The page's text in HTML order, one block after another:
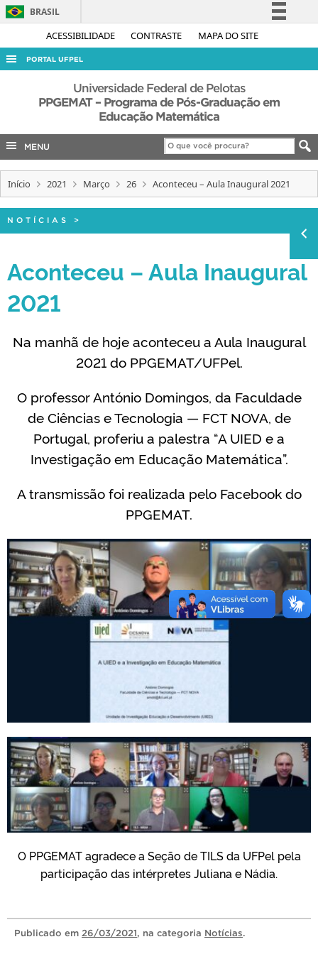
ACESSIBILIDADE CONTRASTE MAPA DO SITE
BRASIL
Simplifique!
Acesso à informação
Legislação
Canais
PORTAL UFPEL
ACESSO À INFORMAÇÃO
AUDITORIA
EDITAIS
TELEFONES
Universidade Federal de Pelotas
PPGEMAT – Programa de Pós-Graduação em
Educação Matemática
MENU
Início 2021 Março 26 Aconteceu – Aula Inaugural 2021
NOTÍCIAS >
Aconteceu – Aula Inaugural
2021
Na manhã de hoje aconteceu a Aula Inaugural
2021 do PPGEMAT/UFPel.
O professor António Domingos, da Faculdade
de Ciências e Tecnologia — FCT NOVA, de
Portugal, proferiu a palestra “A UIED e a
Investigação em Educação Matemática”.
A transmissão foi realizada pelo Facebook do
PPGEMAT.
O PPGEMAT agradece a Seção de TILS da UFPel pela
participação das intérpretes Juliana e Nádia.
Publicado em 26/03/2021, na categoria Notícias.